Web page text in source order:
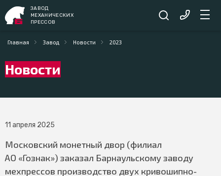
ЗАВОД
МЕХАНИЧЕСКИХ
ПРЕССОВ
Главная Завод Новости 2023
Новости
11 апреля 2025
Московский монетный двор (филиал
АО «Гознак») заказал Барнаульскому заводу
мехпрессов производство двух кривошипно-